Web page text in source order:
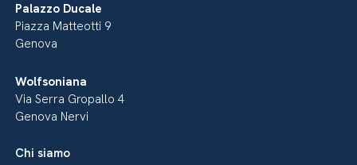
Palazzo Ducale
Piazza Matteotti 9
Genova
Wolfsoniana
Via Serra Gropallo 4
Genova Nervi
Chi siamo